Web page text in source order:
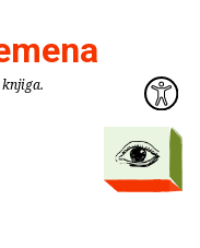
knjiga.